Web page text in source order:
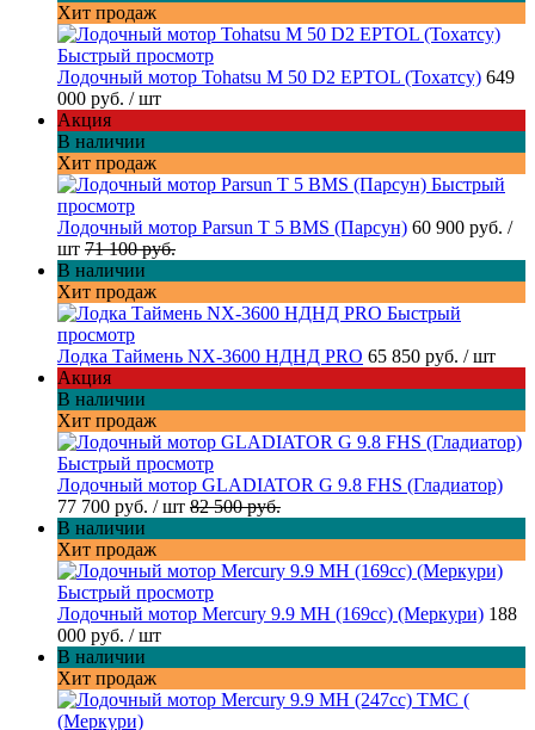
Хит продаж
Быстрый просмотр
Лодочный мотор Tohatsu M 50 D2 EPTOL (Тохатсу) 649
000 руб. / шт
Акция
В наличии
Хит продаж
Быстрый
просмотр
Лодочный мотор Parsun T 5 BMS (Парсун) 60 900 руб. /
шт 71 100 руб.
В наличии
Хит продаж
Быстрый
просмотр
Лодка Таймень NX-3600 НДНД PRO 65 850 руб. / шт
Акция
В наличии
Хит продаж
Быстрый просмотр
Лодочный мотор GLADIATOR G 9.8 FHS (Гладиатор)
77 700 руб. / шт 82 500 руб.
В наличии
Хит продаж
Быстрый просмотр
Лодочный мотор Mercury 9.9 MH (169cc) (Меркури) 188
000 руб. / шт
В наличии
Хит продаж